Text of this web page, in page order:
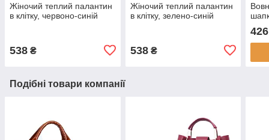
Жіночий теплий палантин
в клітку, червоно-синій
538 ₴
Жіночий теплий палантин
в клітку, зелено-синій
538₴
426
Подібні товари компанії